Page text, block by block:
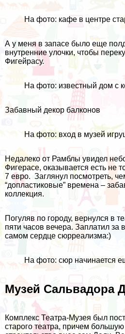
На фото: кафе в центре
А у меня в запасе было еще
внутренние улочки, чтобы
Фигейрасу.
На фото: известный дом с
Забавный декор балконов
На фото: вход в музей
Недалеко от Рамблы увидел
Фигерасе, оказывается есть не
7 евро. Заглянул посмотреть,
“допластиковые” времена –
коллекция.
Погуляв по городу, вернулся в
пяти часов вечера. Заплатил за
самом сердце сюрреализма:)
На фото: сюр начинается
Музей Сальвадора
Комплекс Театра-Музея был
старого театра, причем большую